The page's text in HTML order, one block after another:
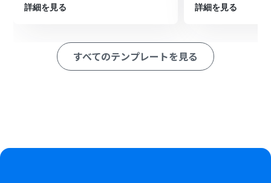
ペレーション」：トリガー起動後、フロー内で処理を行うアク
Google スプレッドシートのトリガー設定では、フローボ
ットを起動させたいスプレッドシートと、その中の特定の
シートを任意で指定してください。
値を設定するかなど、柔軟にカスタマイズできます。
詳細を見る 詳細を見る
すべてのテンプレートを見る